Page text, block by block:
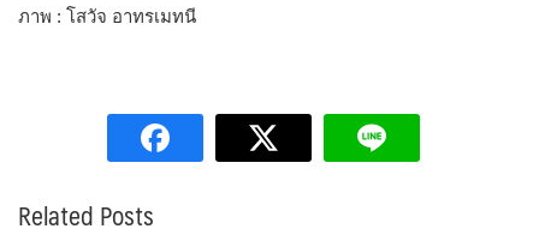
ภาพ : โสวัจ อาทรเมทนี
Related Posts